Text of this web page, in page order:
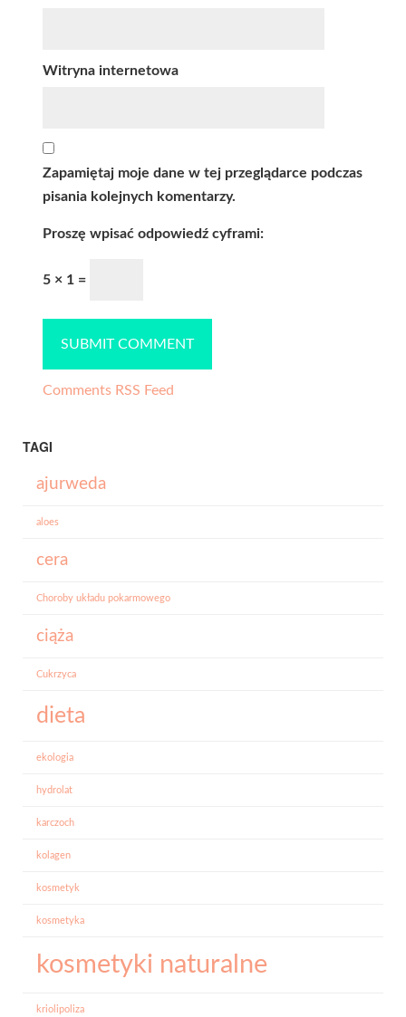
Witryna internetowa
Zapamiętaj moje dane w tej przeglądarce podczas
pisania kolejnych komentarzy.
Proszę wpisać odpowiedź cyframi:
5 × 1 =
Comments RSS Feed
TAGI
ajurweda
aloes
cera
Choroby układu pokarmowego
ciąża
Cukrzyca
dieta
ekologia
hydrolat
karczoch
kolagen
kosmetyk
kosmetyka
kosmetyki naturalne
kriolipoliza